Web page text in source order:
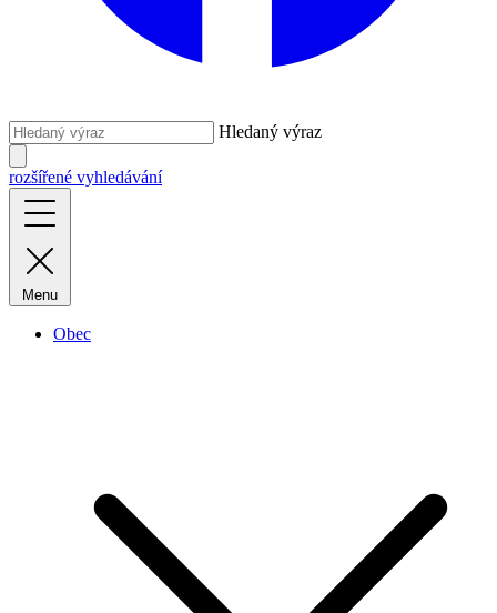
Hledaný výraz
rozšířené vyhledávání
Menu
Obec